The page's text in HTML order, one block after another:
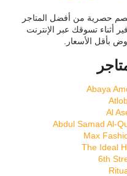
حصرية من أفضل المتاجر
أثناء تسوقك عبر الإنترنت
بأقل الأسعار.